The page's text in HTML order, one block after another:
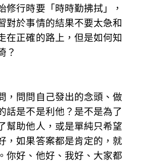
修行時要「時時勤拂拭」，
對於事情的結果不要太急和
在正確的路上，但是如何知
？
，問問自己發出的念頭、做
話是不是利他？是不是為了
幫助他人，或是單純只希望
，如果答案都是肯定的，就
你好、他好、我好、大家都